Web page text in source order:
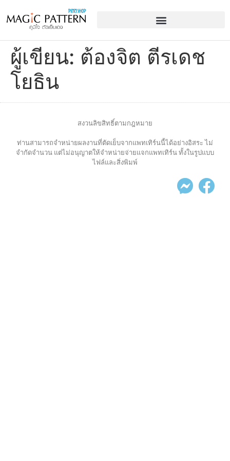
ผู้เขียน: ต้องจิต ตีรเดช
โยธิน
สงวนลิขสิทธิ์ตามกฎหมาย
ท่านสามารถจำหน่ายผลงานที่ตัดเย็บจากแพทเทิร์นนี้ได้อย่างอิสระ ไม่
จำกัดจำนวน แต่ไม่อนุญาตให้จำหน่ายจ่ายแจกแพทเทิร์น ทั้งในรูปแบบ
ไฟล์และสิ่งพิมพ์